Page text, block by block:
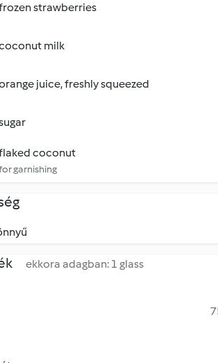
strawberries
milk
juice, freshly squeezed
coconut
garnishing
ekkora adagban: 1 glass